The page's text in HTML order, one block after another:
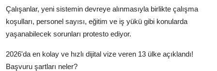
Çalışanlar, yeni sistemin devreye alınmasıyla birlikte çalışma
koşulları, personel sayısı, eğitim ve iş yükü gibi konularda
yaşanabilecek sorunları protesto ediyor.
2026'da en kolay ve hızlı dijital vize veren 13 ülke açıklandı!
Başvuru şartları neler?